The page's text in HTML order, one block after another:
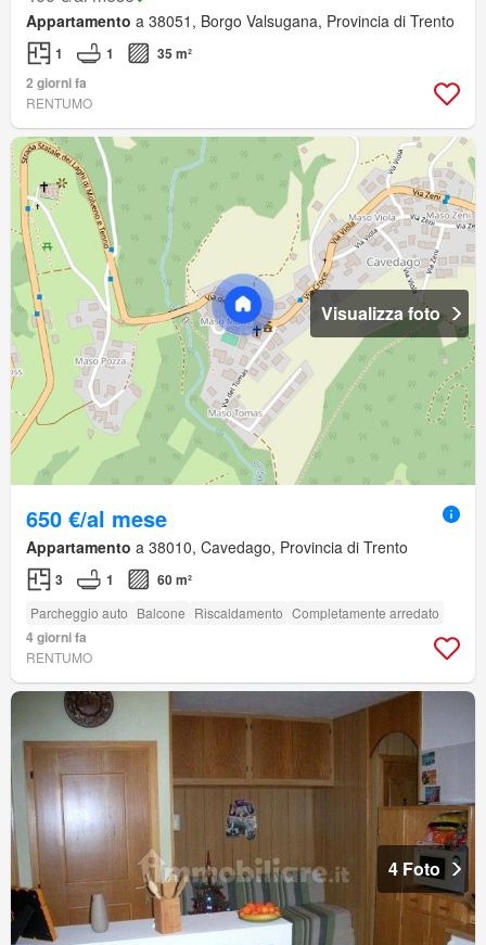
Appartamento a 38051, Borgo Valsugana, Provincia di Trento
1 1
35 m²
2 giorni fa
RENTUMO
Visualizza foto
650 €/al mese
Appartamento a 38010, Cavedago, Provincia di Trento
3 1 60 m²
Parcheggio auto Balcone Riscaldamento Completamente arredato
4 giorni fa
RENTUMO
4 Foto